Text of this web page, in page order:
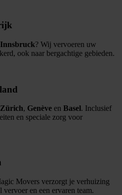
Innsbruck? Wij vervoeren uw
ook naar bergachtige gebieden.
Zürich, Genève en Basel. Inclusief
en speciale zorg voor
Movers verzorgt je verhuizing
en een ervaren team.